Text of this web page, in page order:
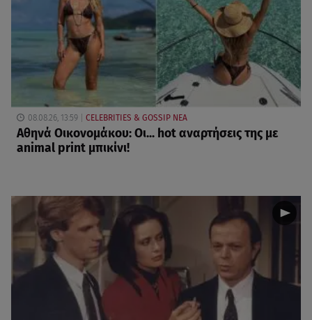
08.08.26, 13:59 CELEBRITIES & GOSSIP ΝΕΑ
Αθηνά Οικονομάκου: Οι... hot αναρτήσεις της με
animal print μπικίνι!